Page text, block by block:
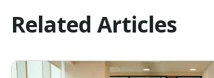
Related Articles